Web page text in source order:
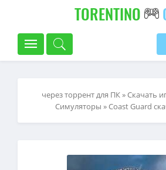
TORENTINO
через торрент для ПК»Скачать
Симуляторы » Coast Guard